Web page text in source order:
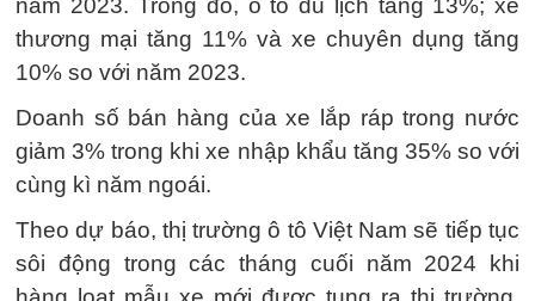
năm 2023. Trong đó, ô tô du lịch tăng 13%; xe
thương mại tăng 11% và xe chuyên dụng tăng
10% so với năm 2023.
Doanh số bán hàng của xe lắp ráp trong nước
giảm 3% trong khi xe nhập khẩu tăng 35% so với
cùng kì năm ngoái.
Theo dự báo, thị trường ô tô Việt Nam sẽ tiếp tục
sôi động trong các tháng cuối năm 2024 khi